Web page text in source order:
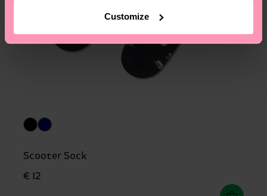
Customize
Scooter Sock
€ 12